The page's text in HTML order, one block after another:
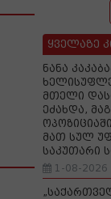
ყველაზე
ნანა
მთელი
ეძახდა,
მათ სულ
საკუთარი
1-08-2026